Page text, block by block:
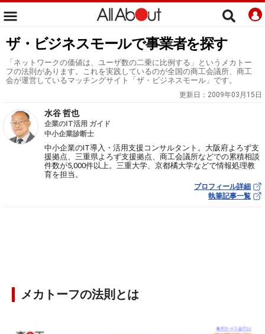
ザ・ビジネスモールで事業者を探す
「ネットワークの価値は、ユーザ数の二乗に比例する」というメカトー
フの法則があります。これを実践しているのが全国の商工会議所、商工
会が運営しているマッチングサイト「ザ・ビジネスモール」です。
更新日： 2009年03月15日
水谷 哲也
企業のIT活用 ガイド
中小企業診断士
中小企業のIT導入・活用支援コンサルタント。大阪府よろず支
援拠点、三重県よろず支援拠点、商工会議所などでの累積相談
件数が5,000件以上。三重大学、京都橘大学などで情報処理教
育を担当。
プロフィール詳細
執筆記事一覧
メカトーフの法則とは